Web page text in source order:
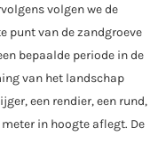
volgen we de
punt van de zandgroeve
bepaalde periode in de
van het landschap
een rendier, een rund,
in hoogte aflegt. De